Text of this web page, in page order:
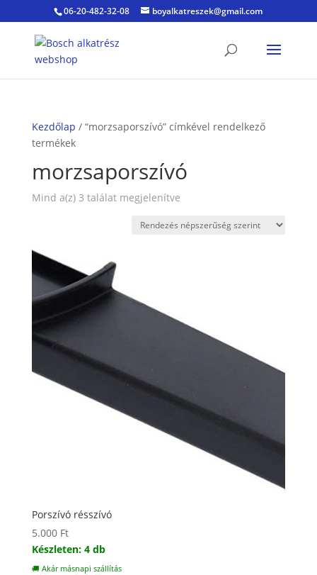
06-20-482-32-08 boyalkatreszek@gmail.com
Kezdőlap / “morzsaporszívó” címkével rendelkező
termékek
morzsaporszívó
Mind a(z) 3 találat megjelenítveSorted
popularity
Porszívó résszívó
5.000 Ft
Készleten: 4 db
🚚 Akár másnapi szállítás